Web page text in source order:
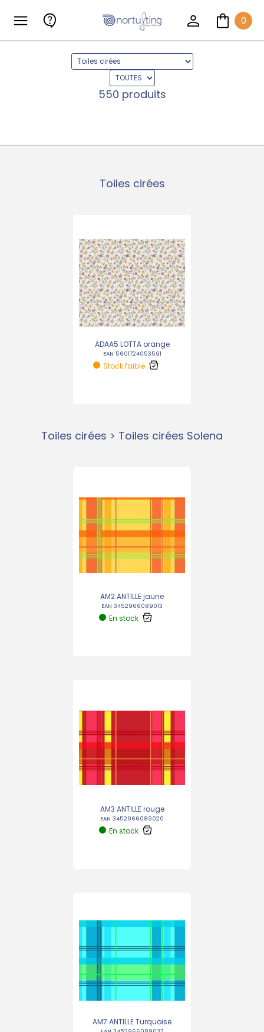
0
550 produits
Toiles cirées
ADAA5 LOTTA orange
EAN 5601724053591
Stock faible
Toiles cirées > Toiles cirées Solena
AM2 ANTILLE jaune
EAN 3452966089013
En stock
AM3 ANTILLE rouge
EAN 3452966089020
En stock
AM7 ANTILLE Turquoise